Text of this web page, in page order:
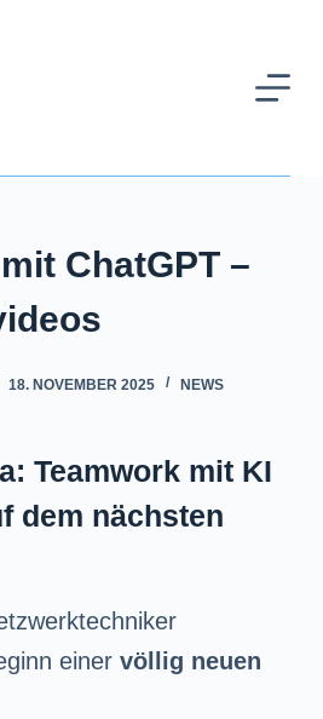
ChatGPT –
18. NOVEMBER 2025 NEWS
Teamwork mit KI
dem nächsten
einer völlig neuen